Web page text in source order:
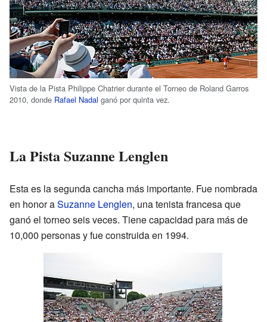
Vista de la Pista Philippe Chatrier durante el Torneo de Roland Garros
2010, donde Rafael Nadal ganó por quinta vez.
La Pista Suzanne Lenglen
Esta es la segunda cancha más importante. Fue nombrada
en honor aSuzanne Lenglen, una tenista francesa que
ganó el torneo seis veces. Tiene capacidad para más de
10,000 personas y fue construida en 1994.